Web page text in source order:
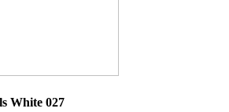
White 027